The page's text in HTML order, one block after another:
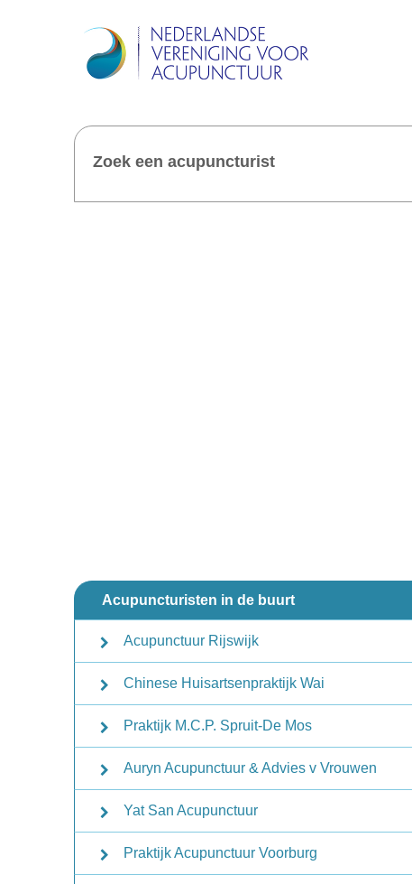
Zoek een acupuncturist
Acupuncturisten in de buurt
Acupunctuur Rijswijk
Chinese Huisartsenpraktijk Wai
Praktijk M.C.P. Spruit-De Mos
Auryn Acupunctuur & Advies v Vrouwen
Yat San Acupunctuur
Praktijk Acupunctuur Voorburg